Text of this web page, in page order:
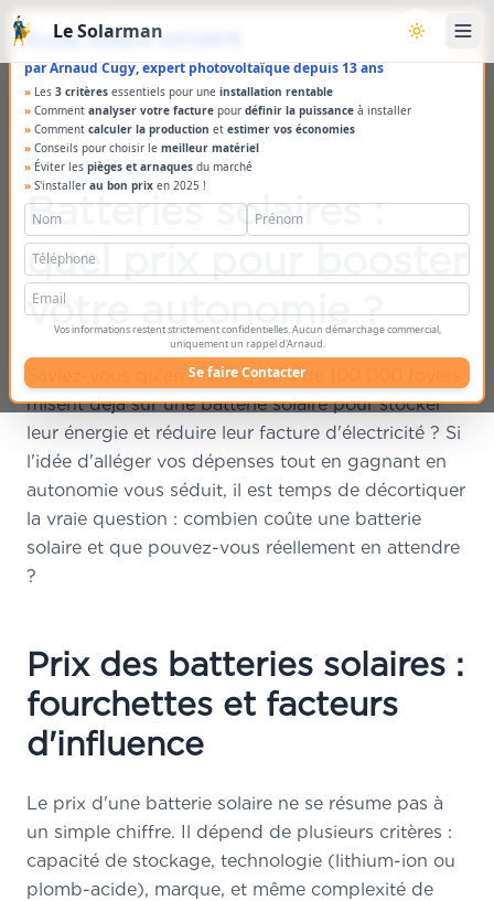
×
Étude solaire OFFERTE
par Arnaud Cugy, expert photovoltaïque depuis 13 ans
» Les 3 critères essentiels pour une installation rentable
» Comment analyser votre facture pour définir la puissance à installer
» Comment calculer la production et estimer vos économies
» Conseils pour choisir le meilleur matériel
» Éviter les pièges et arnaques du marché
» S'installer au bon prix en 2025 !
Vos informations restent strictement confidentielles. Aucun démarchage commercial,
uniquement un rappel d'Arnaud.
Se faire Contacter
Aller au contenu principal
Le Solarman Basculer
Batteries solaires :
quel prix pour booster
votre autonomie ?
Saviez-vous qu'en France, près de 100 000 foyers
misent déjà sur une batterie solaire pour stocker
leur énergie et réduire leur facture d'électricité ? Si
l'idée d'alléger vos dépenses tout en gagnant en
autonomie vous séduit, il est temps de décortiquer
la vraie question : combien coûte une batterie
solaire et que pouvez-vous réellement en attendre
?
Prix des batteries solaires :
fourchettes et facteurs
d'influence
Le prix d'une batterie solaire ne se résume pas à
un simple chiffre. Il dépend de plusieurs critères :
capacité de stockage, technologie (lithium-ion ou
plomb-acide), marque, et même complexité de